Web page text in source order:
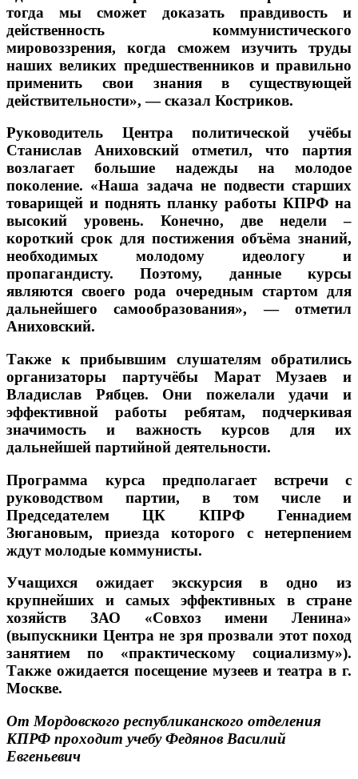
тогда мы сможет доказать правдивость и
действенность коммунистического
мировоззрения, когда сможем изучить труды
наших великих предшественников и правильно
применить свои знания в существующей
действительности», — сказал Костриков.
Руководитель Центра политической учёбы
Станислав Аниховский отметил, что партия
возлагает большие надежды на молодое
поколение. «Наша задача не подвести старших
товарищей и поднять планку работы КПРФ на
высокий уровень. Конечно, две недели –
короткий срок для постижения объёма знаний,
необходимых молодому идеологу и
пропагандисту. Поэтому, данные курсы
являются своего рода очередным стартом для
дальнейшего самообразования», — отметил
Аниховский.
Также к прибывшим слушателям обратились
организаторы партучёбы Марат Музаев и
Владислав Рябцев. Они пожелали удачи и
эффективной работы ребятам, подчеркивая
значимость и важность курсов для их
дальнейшей партийной деятельности.
Программа курса предполагает встречи с
руководством партии, в том числе и
Председателем ЦК КПРФ Геннадием
Зюгановым, приезда которого с нетерпением
ждут молодые коммунисты.
Учащихся ожидает экскурсия в одно из
крупнейших и самых эффективных в стране
хозяйств ЗАО «Совхоз имени Ленина»
(выпускники Центра не зря прозвали этот поход
занятием по «практическому социализму»).
Также ожидается посещение музеев и театра в г.
Москве.
От Мордовского республиканского отделения
КПРФ проходит учебу Федянов Василий
Евгеньевич